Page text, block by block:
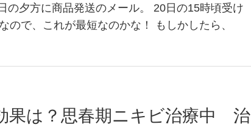
の夕方に商品発送のメール。 20日の15時頃受け
ので、これが最短なのかな！ もしかしたら、
果は？思春期ニキビ治療中 治